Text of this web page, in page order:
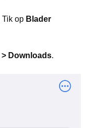
Tik op Blader
Downloads.